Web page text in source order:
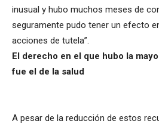
inusual y hubo muchos meses de
seguramente pudo tener un efecto
acciones de tutela”.
El derecho en el que hubo la
fue el de la salud
A pesar de la reducción de estos